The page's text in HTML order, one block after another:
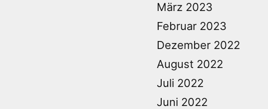
März 2023
Februar 2023
Dezember 2022
August 2022
Juli 2022
Juni 2022